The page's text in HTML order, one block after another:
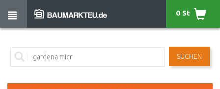
SUCHEN
0 St